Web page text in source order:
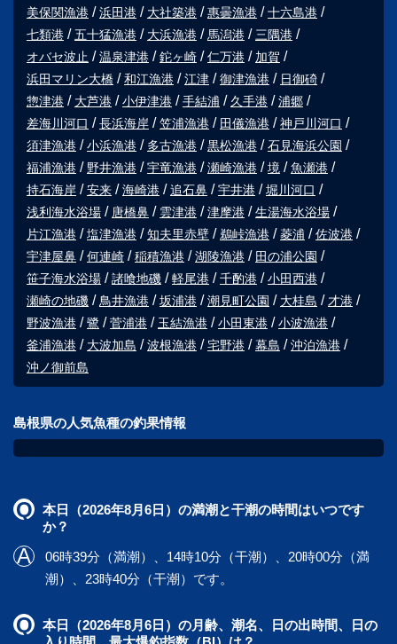
美保関漁港 浜田港 大社築港 惠曇漁港
十六島港
七類港
五十猛漁港 大浜漁港 馬潟港
三隅港
オバセ波止
温泉津港 鉈ヶ崎 仁万港
加賀
浜田マリン大橋
和江漁港 江津 御津漁港
日御碕
惣津港
大芦港 小伊津港 手結浦 久手港
浦郷
差海川河口
長浜海岸 笠浦漁港 田儀漁港
神戸川河口
須津漁港
小浜漁港 多古漁港 黒松漁港
石見海浜公園
福浦漁港
野井漁港 宇竜漁港 瀬崎漁港 境
魚瀬港
持石海岸
安来 海崎港 追石鼻 宇井港
堀川河口
浅利海水浴場
唐橋鼻 雲津港 津摩港
生湯海水浴場
片江漁港
塩津漁港 知夫里赤壁 鵜峠漁港 菱浦
佐波港
宇津屋鼻
何連崎 稲積漁港 湖陵漁港
田の浦公園
笹子海水浴場
諸喰地磯 軽尾港 千酌港
小田西港
瀬崎の地磯
鳥井漁港 坂浦港 潮見町公園 大桂島
才港
野波漁港
鷺 菅浦港 玉結漁港 小田東港
小波漁港
釜浦漁港
大波加島 波根漁港 宅野港 幕島
沖泊漁港
沖ノ御前島
島根県の人気魚種の釣果情報
本日（2026年8月6日）の満潮と干潮の時間はいつです
か？
06時39分（満潮）、14時10分（干潮）、20時00分（満
潮）、23時40分（干潮）です。
本日（2026年8月6日）の月齢、潮名、日の出時間、日の